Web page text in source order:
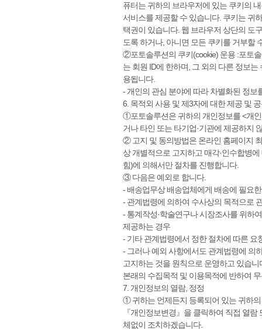
퓨터는 귀하의 브라우저에 있는 쿠키의
서비스를 제공할 수 있습니다. 쿠키는 귀
택권이 있습니다. 웹 브라우저 상단의 도
도록 하거나, 아니면 모든 쿠키를 거부할
②포토솔루션의 쿠키(cookie) 운용 :포토
는 회원 ID에 한하며, 그 외의 다른 정보
용됩니다.
- 개인의 관심 분야에 따라 차별화된 정보
6. 목적외 사용 및 제3자에 대한 제공 및
①포토솔루션은 귀하의 개인정보를 <개
거나 타인 또는 타기업·기관에 제공하지
② 고지 및 동의방법은 온라인 홈페이지
상 개별적으로 고지하고 매각·인수합병
힘)에 의해서만 절차를 진행합니다.
③ 다음은 예외로 합니다.
- 배송업무상 배송업체에게 배송에 필요
- 관계법령에 의하여 수사상의 목적으로
- 통계작성·학술연구나 시장조사를 위하
제공하는 경우
- 기타 관계법령에서 정한 절차에 따른 요
- 그러나 예외 사항에서도 관계법령에 의
고지하는 것을 원칙으로 운영하고 있습
본래의 수집목적 및 이용목적에 반하여
7. 개인정보의 열람, 정정
① 귀하는 언제든지 등록되어 있는 귀하
『개인정보변경』을 클릭하여 직접 열
체없이 조치하겠습니다.